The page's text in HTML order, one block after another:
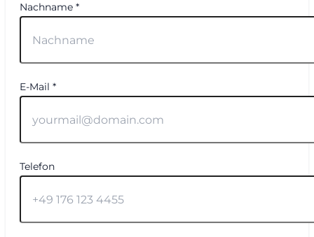
Nachname *
E-Mail *
Telefon